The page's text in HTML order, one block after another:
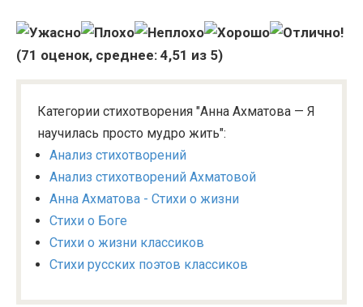
(71 оценок, среднее: 4,51 из 5)
Категории стихотворения "Анна Ахматова — Я
научилась просто мудро жить":
Анализ стихотворений
Анализ стихотворений Ахматовой
Анна Ахматова - Стихи о жизни
Стихи о Боге
Стихи о жизни классиков
Стихи русских поэтов классиков